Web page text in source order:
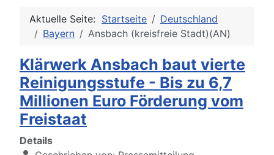
Aktuelle Seite: Startseite
Deutschland
Bayern
Ansbach (kreisfreie Stadt)(AN)
Klärwerk Ansbach baut vierte
Reinigungsstufe - Bis zu 6,7
Millionen Euro Förderung vom
Freistaat
Details